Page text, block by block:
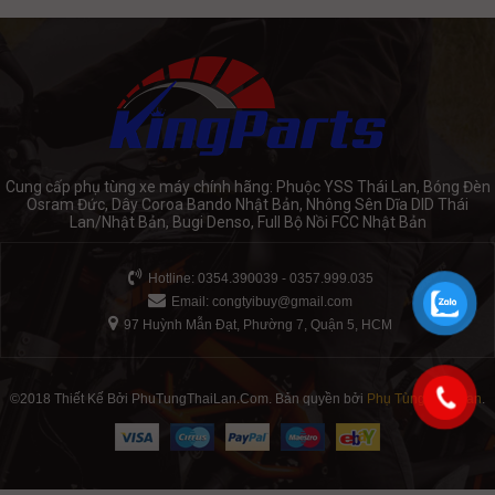
Cung cấp phụ tùng xe máy chính hãng: Phuộc YSS Thái Lan, Bóng Đèn
Osram Đức, Dây Coroa Bando Nhật Bản, Nhông Sên Dĩa DID Thái
Lan/Nhật Bản, Bugi Denso, Full Bộ Nồi FCC Nhật Bản
Hotline: 0354.390039 - 0357.999.035
Email: congtyibuy@gmail.com
97 Huỳnh Mẫn Đạt, Phường 7, Quận 5, HCM
©2018 Thiết Kế Bởi PhuTungThaiLan.Com. Bản quyền bởi Phụ Tùng Thái Lan.